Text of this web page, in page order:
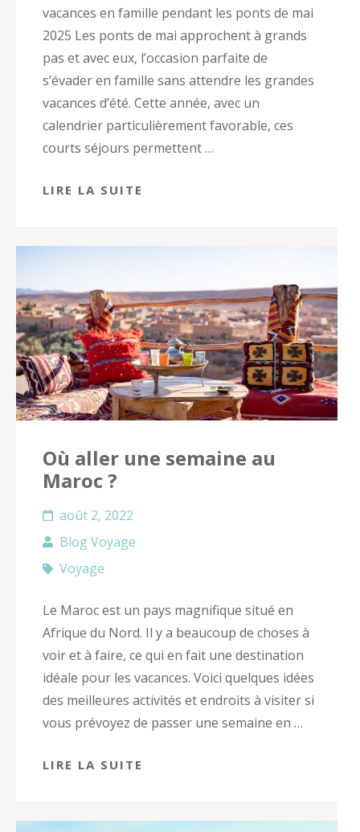
vacances en famille pendant les ponts de mai
2025 Les ponts de mai approchent à grands
pas et avec eux, l’occasion parfaite de
s’évader en famille sans attendre les grandes
vacances d’été. Cette année, avec un
calendrier particulièrement favorable, ces
courts séjours permettent …
LIRE LA SUITE
Où aller une semaine au
Maroc ?
août 2, 2022
Blog Voyage
Voyage
Le Maroc est un pays magnifique situé en
Afrique du Nord. Il y a beaucoup de choses à
voir et à faire, ce qui en fait une destination
idéale pour les vacances. Voici quelques idées
des meilleures activités et endroits à visiter si
vous prévoyez de passer une semaine en …
LIRE LA SUITE